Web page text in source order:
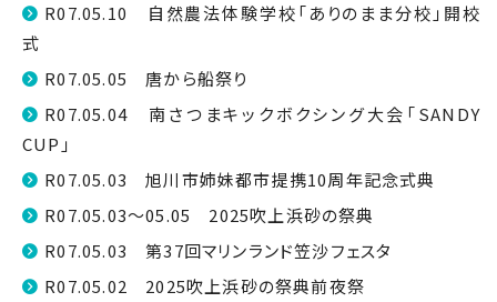
R07.05.10 自然農法体験学校「ありのまま分校」開校
式
R07.05.05 唐から船祭り
R07.05.04 南さつまキックボクシング大会「SANDY
CUP」
R07.05.03 旭川市姉妹都市提携10周年記念式典
R07.05.03～05.05 2025吹上浜砂の祭典
R07.05.03 第37回マリンランド笠沙フェスタ
R07.05.02 2025吹上浜砂の祭典前夜祭